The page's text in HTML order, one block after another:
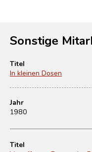
Sonstige
Titel
In kleinen Dosen
Jahr
1980
Titel